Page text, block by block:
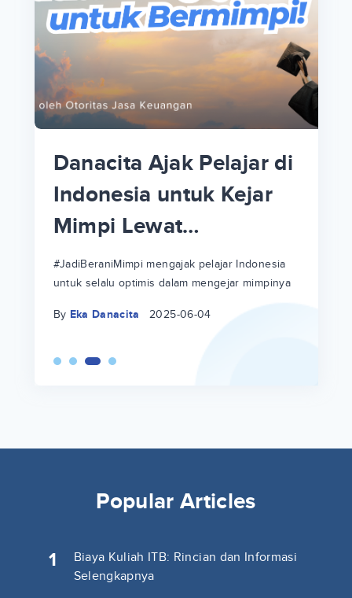
Danacita Ajak Pelajar di
Indonesia untuk Kejar
Mimpi Lewat
#JadiBeraniMimpi
#JadiBeraniMimpi mengajak pelajar Indonesia
untuk selalu optimis dalam mengejar mimpinya
By Eka Danacita 2025-06-04
Popular Articles
1
Biaya Kuliah ITB: Rincian dan Informasi
Selengkapnya